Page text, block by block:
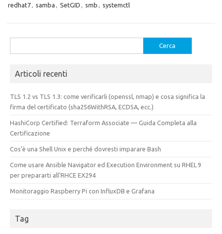
redhat7, samba , SetGID , smb , systemctl
per:
Articoli recenti
TLS 1.2 vs TLS 1.3: come verificarli (openssl, nmap) e cosa significa la
firma del certificato (sha256WithRSA, ECDSA, ecc.)
HashiCorp Certified: Terraform Associate — Guida Completa alla
Certificazione
Cos’è una Shell Unix e perché dovresti imparare Bash
Come usare Ansible Navigator ed Execution Environment su RHEL 9
per prepararti all’RHCE EX294
Monitoraggio Raspberry Pi con InfluxDB e Grafana
Tag